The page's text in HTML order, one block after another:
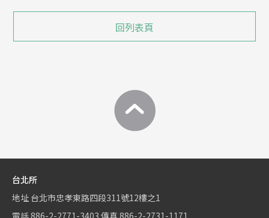
回列表頁
台北所
地址 台北市忠孝東路四段311號12樓之1